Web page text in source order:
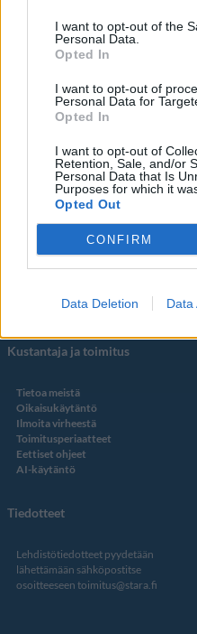
I want to opt-out of the
Personal Data.
Opted In
I want to opt-out of
Personal Data for
Opted In
I want to opt-out of
Retention, Sale, and/or
Personal Data that Is
Purposes for which it
Opted Out
CONFIRM
Data Deletion Data
Lifestyle
Koti & Asuminen
Some
YouTube
Instagram
Twitter
Kustantaja ja toimitus
Tietoa meistä
Oikaisukäytäntö
Ilmoita virheestä
Toimitusperiaatteet
Eettiset ohjeet
AI-käytäntö
Tiedotteet
Lehdistötiedotteet pyydetään
lähettämään sähköpostitse
osoitteeseen toimitus@stara.fi